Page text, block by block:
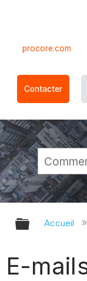
procore.com
Contacter
Accueil
E-